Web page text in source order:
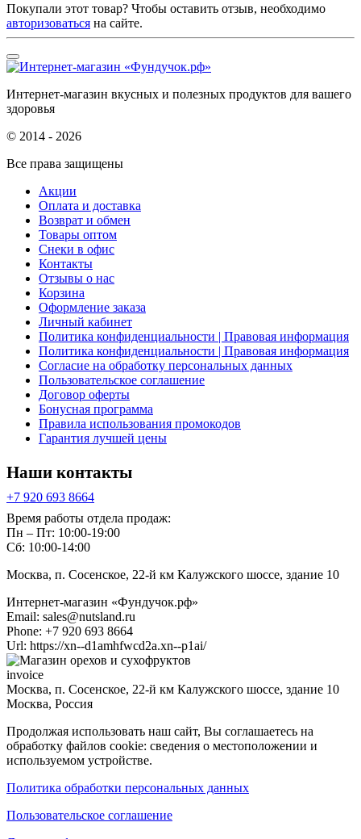
Покупали этот товар? Чтобы оставить отзыв, необходимо
авторизоваться на сайте.
Интернет-магазин вкусных и полезных продуктов для вашего
здоровья
© 2014 - 2026
Все права защищены
Акции
Оплата и доставка
Возврат и обмен
Товары оптом
Снеки в офис
Контакты
Отзывы о нас
Корзина
Оформление заказа
Личный кабинет
Политика конфиденциальности | Правовая информация
Политика конфиденциальности | Правовая информация
Согласие на обработку персональных данных
Пользовательское соглашение
Договор оферты
Бонусная программа
Правила использования промокодов
Гарантия лучшей цены
Наши контакты
+7 920 693 8664
Время работы отдела продаж:
Пн – Пт: 10:00-19:00
Сб: 10:00-14:00
Москва, п. Сосенское, 22-й км Калужского шоссе, здание 10
Интернет-магазин «Фундучок.рф»
Email: sales@nutsland.ru
Phone: +7 920 693 8664
Url: https://xn--d1amhfwcd2a.xn--p1ai/
invoice
Москва, п. Сосенское, 22-й км Калужского шоссе, здание 10
Москва, Россия
Продолжая использовать наш сайт, Вы соглашаетесь на
обработку файлов cookie: сведения о местоположении и
используемом устройстве.
Политика обработки персональных данных
Пользовательское соглашение